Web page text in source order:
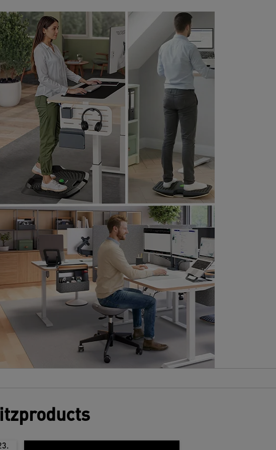
Stabilität und Sicherheit.
Der Wechsel zwischen Sitzen und Stehen
ist dank der stufenlosen und leisen
elektrischen Höhenverstellung von 72 cm
bis 118 cm und vier Speicherpositionen,
mit denen Sie in Sekundenschnelle die
perfekte ergonomische Einstellung finden,
ganz einfach. Eine programmierbare
Aufsteh-Erinnerung informiert Sie, wenn
es Zeit ist, sich zu bewegen. Dies fördert
die Durchblutung, reduziert Belastungen
und hilft Ihnen, sich energiegeladen zu
fühlen.
Außerdem verfügt er über einen
Kollisionsschutz, eine digitale
Höhenanzeige, USB-C- und USB-A-
Anschlüsse zum bequemen Aufladen von
Geräten und eine Kindersicherung, die
Sicherheit mit moderner Funktionalität für
ein effizientes Arbeitserlebnis verbindet.
Hergestellt aus FSC-zertifiziertem Holz
und mit geringem Energieverbrauch im
Standby-Modus, damit Sie sich mit Ihrer
Wahl wohlfühlen können. Mit den 5
mitgelieferten transparenten Kabelhaltern
sorgen Sie für Ordnung und können mit
unseren cleveren Organisationsoptionen
wie dem vielseitigen und platzsparenden
Leitz Ergo Monitorarm oder den Leitz Ergo
Pegboard Schreibtisch-Organizern Ihren
Schreibtisch aufgeräumt halten.
Leitz Ergo Produkten, um einen flexiblen
Arbeitsplatz zu gestalten, der Ihnen den
Stehen und Bewegen ermöglicht. Bleiben